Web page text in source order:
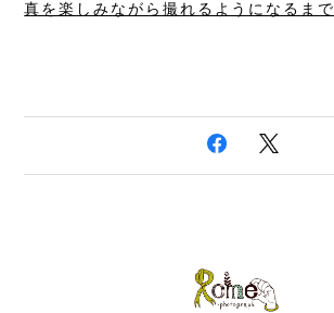
真を楽しみながら撮れるようになるまで